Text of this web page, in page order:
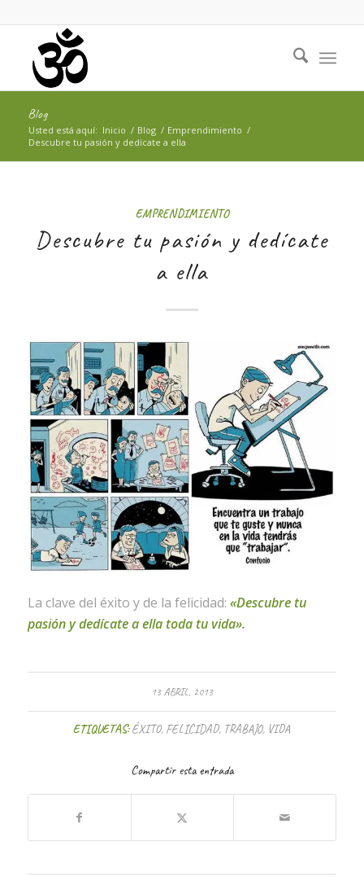
Blog
Usted está aquí: Inicio / Blog / Emprendimiento /
Descubre tu pasión y dedícate a ella
EMPRENDIMIENTO
Descubre tu pasión y dedícate
a ella
La clave del éxito y de la felicidad: «Descubre tu
pasión y dedícate a ella toda tu vida».
13 ABRIL, 2013
ETIQUETAS:ÉXITO, FELICIDAD, TRABAJO, VIDA
Compartir esta entrada